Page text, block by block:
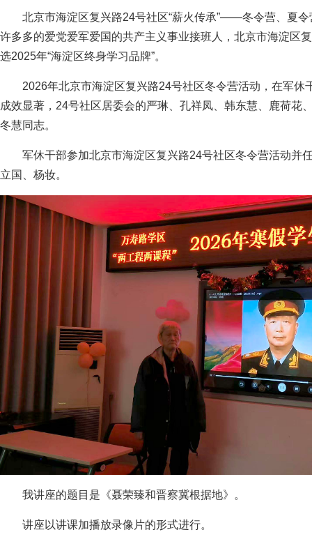
北京市海淀区复兴路24号社区“薪火传承”——冬令营、夏
许多多的爱党爱军爱国的共产主义事业接班人，北京市海淀区
选2025年“海淀区终身学习品牌”。
2026年北京市海淀区复兴路24号社区冬令营活动，在军
成效显著，24号社区居委会的严琳、孔祥凤、韩东慧、鹿荷花
冬慧同志。
军休干部参加北京市海淀区复兴路24号社区冬令营活动并
立国、杨妆。
我讲座的题目是《聂荣臻和晋察冀根据地》。
讲座以讲课加播放录像片的形式进行。